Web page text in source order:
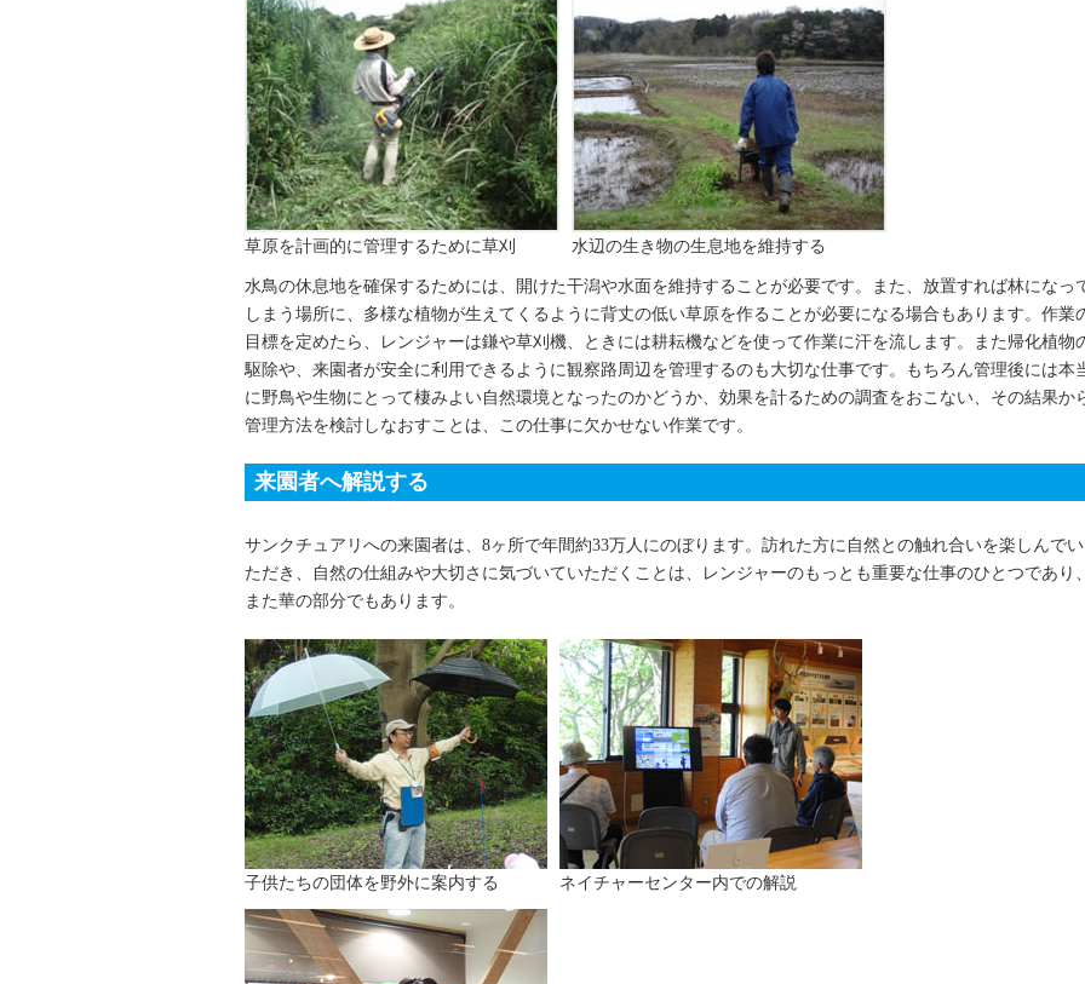
草原を計画的に管理するために草刈 水辺の生き物の生息地を維持する
水鳥の休息地を確保するためには、開けた干潟や水面を維持することが必要です。また、放置すれば林になっ
しまう場所に、多様な植物が生えてくるように背丈の低い草原を作ることが必要になる場合もあります。作業
目標を定めたら、レンジャーは鎌や草刈機、ときには耕耘機などを使って作業に汗を流します。また帰化植物
駆除や、来園者が安全に利用できるように観察路周辺を管理するのも大切な仕事です。もちろん管理後には本
に野鳥や生物にとって棲みよい自然環境となったのかどうか、効果を計るための調査をおこない、その結果か
管理方法を検討しなおすことは、この仕事に欠かせない作業です。
来園者へ解説する
サンクチュアリへの来園者は、8ヶ所で年間約33万人にのぼります。訪れた方に自然との触れ合いを楽しんでい
ただき、自然の仕組みや大切さに気づいていただくことは、レンジャーのもっとも重要な仕事のひとつであり
また華の部分でもあります。
子供たちの団体を野外に案内する ネイチャーセンター内での解説